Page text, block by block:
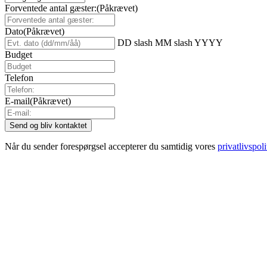
Forventede antal gæster:(Påkrævet)
Dato(Påkrævet)
DD slash MM slash YYYY
Budget
Telefon
E-mail(Påkrævet)
Når du sender forespørgsel accepterer du samtidig vores